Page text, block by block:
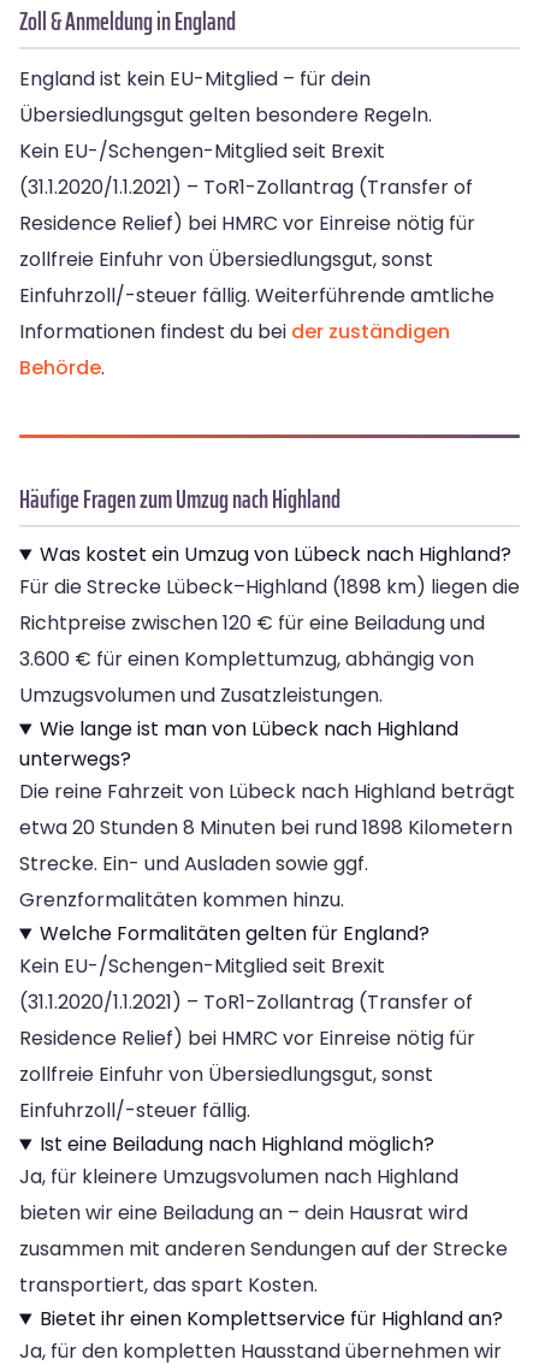
Zoll & Anmeldung in England
England ist kein EU-Mitglied – für dein
Übersiedlungsgut gelten besondere Regeln.
Kein EU-/Schengen-Mitglied seit Brexit
(31.1.2020/1.1.2021) – ToR1-Zollantrag (Transfer of
Residence Relief) bei HMRC vor Einreise nötig für
zollfreie Einfuhr von Übersiedlungsgut, sonst
Einfuhrzoll/-steuer fällig. Weiterführende amtliche
Informationen findest du bei der zuständigen
Behörde.
Häufige Fragen zum Umzug nach Highland
Was kostet ein Umzug von Lübeck nach Highland?
Für die Strecke Lübeck–Highland (1898 km) liegen die
Richtpreise zwischen 120 € für eine Beiladung und
3.600 € für einen Komplettumzug, abhängig von
Umzugsvolumen und Zusatzleistungen.
Wie lange ist man von Lübeck nach Highland
unterwegs?
Die reine Fahrzeit von Lübeck nach Highland beträgt
etwa 20 Stunden 8 Minuten bei rund 1898 Kilometern
Strecke. Ein- und Ausladen sowie ggf.
Grenzformalitäten kommen hinzu.
Welche Formalitäten gelten für England?
Kein EU-/Schengen-Mitglied seit Brexit
(31.1.2020/1.1.2021) – ToR1-Zollantrag (Transfer of
Residence Relief) bei HMRC vor Einreise nötig für
zollfreie Einfuhr von Übersiedlungsgut, sonst
Einfuhrzoll/-steuer fällig.
Ist eine Beiladung nach Highland möglich?
Ja, für kleinere Umzugsvolumen nach Highland
bieten wir eine Beiladung an – dein Hausrat wird
zusammen mit anderen Sendungen auf der Strecke
transportiert, das spart Kosten.
Bietet ihr einen Komplettservice für Highland an?
Ja, für den kompletten Hausstand übernehmen wir